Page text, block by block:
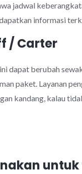
jadwal
informasi
/ Carter
dapat berubah
paket. Layanan
kandang, kalau